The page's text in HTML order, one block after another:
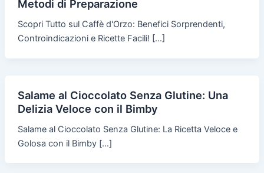
Metodi di Preparazione
Scopri Tutto sul Caffè d'Orzo: Benefici Sorprendenti,
Controindicazioni e Ricette Facili! […]
Salame al Cioccolato Senza Glutine: Una
Delizia Veloce con il Bimby
Salame al Cioccolato Senza Glutine: La Ricetta Veloce e
Golosa con il Bimby […]